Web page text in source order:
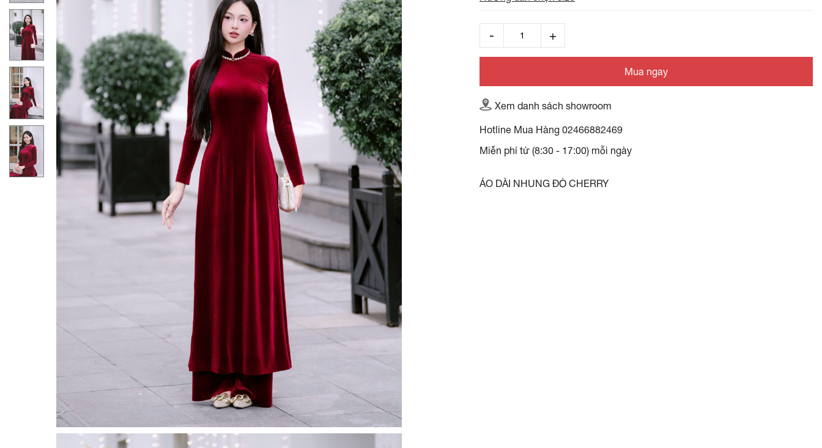
Mua ngay
Xem danh sách showroom
Hotline Mua Hàng 02466882469
Miễn phí từ (8:30 - 17:00) mỗi ngày
ÁO DÀI NHUNG ĐỎ CHERRY